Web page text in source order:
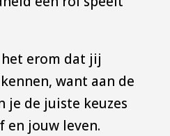
erom dat jij
want aan de
je de juiste keuzes
en jouw leven.